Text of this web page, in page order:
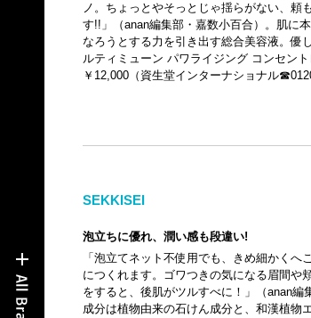
ノ。ちょっとやそっとじゃ揺らがない、頼
す!!」（anan編集部・嘉数小百合）。肌に
なろうとする力を引き出す総合美容液。優
ルティミューン パワライジング コンセン
￥12,000（資生堂インターナショナル
SEKKISEI
泡立ちに優れ、潤い感も段違い!
「泡立てネット不使用でも、きめ細かくへ
につくれます。ゴワつきの気になる眉間や
をすると、後肌がツルすべに！」（anan編
成分は植物由来の石けん成分と、和漢植物